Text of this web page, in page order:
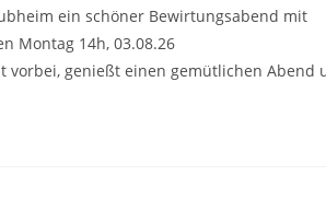
ein schöner Bewirtungsabend mit
Montag 14h, 03.08.26
vorbei, genießt einen gemütlichen Abend